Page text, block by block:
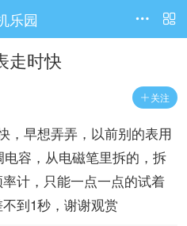
乐园 

走时快
 关注
，早想弄弄，以前别的表用
容，从电磁笔里拆的，拆
计，只能一点一点的试着
到1秒，谢谢观赏